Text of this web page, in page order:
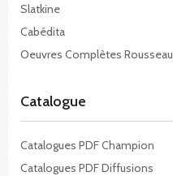
Slatkine
Cabédita
Oeuvres Complètes Rousseau
Catalogue
Catalogues PDF Champion
Catalogues PDF Diffusions